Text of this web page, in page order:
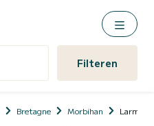
Filteren
Bretagne Morbihan Larmor-